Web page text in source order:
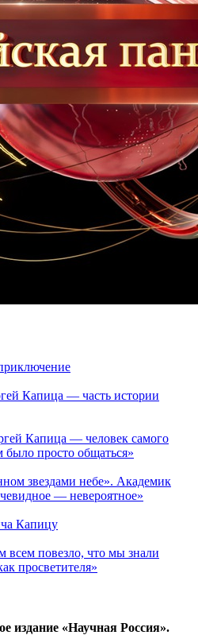
Капица — часть истории
Капица — человек самого
было просто общаться»
звездами небе». Академик
— невероятное»
Капицу
всем повезло, что мы знали
просветителя»
издание «Научная Россия».